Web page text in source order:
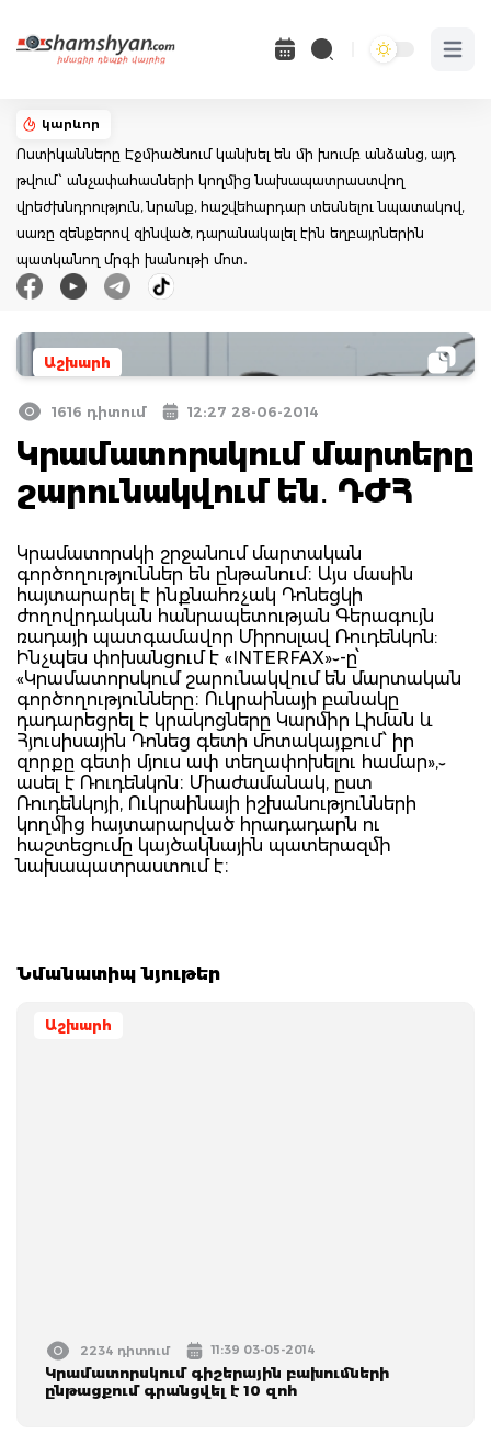
Open
կարևոր
Ոստիկանները Էջմիածնում կանխել են մի խումբ անձանց, այդ
թվում՝ անչափահասների կողմից նախապատրաստվող
վրեժխնդրություն, նրանք, հաշվեհարդար տեսնելու նպատակով,
սառը զենքերով զինված, դարանակալել էին եղբայրներին
պատկանող մրգի խանութի մոտ․
Աշխարհ
1616 դիտում 12:27 28-06-2014
Կրամատորսկում մարտերը
շարունակվում են․ ԴԺՀ
Կրամատորսկի շրջանում մարտական
գործողություններ են ընթանում։ Այս մասին
հայտարարել է ինքնահռչակ Դոնեցկի
ժողովրդական հանրապետության Գերագույն
ռադայի պատգամավոր Միրոսլավ Ռուդենկոն:
Ինչպես փոխանցում է «INTERFAX»֊-ը՝
«Կրամատորսկում շարունակվում են մարտական
գործողությունները։ Ուկրաինայի բանակը
դադարեցրել է կրակոցները Կարմիր Լիման և
Հյուսիսային Դոնեց գետի մոտակայքում՝ իր
զորքը գետի մյուս ափ տեղափոխելու համար»,֊
ասել է Ռուդենկոն։ Միաժամանակ, ըստ
Ռուդենկոյի, Ուկրաինայի իշխանությունների
կողմից հայտարարված հրադադարն ու
հաշտեցումը կայծակնային պատերազմի
նախապատրաստում է։
Նմանատիպ նյութեր
Աշխարհ
2234 դիտում 11:39 03-05-2014
Կրամատորսկում գիշերային բախումների
ընթացքում գրանցվել է 10 զոհ